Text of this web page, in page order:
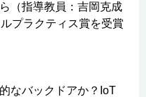
（指導教員：吉岡克成
プラクティス賞を受賞
なバックドアか？IoT